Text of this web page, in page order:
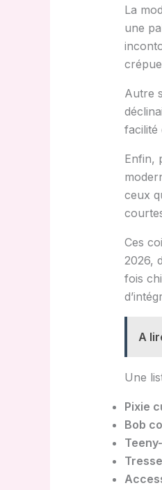
La
une
Autre
facilité
Enfin,
ceux
Ces
2026,
fois
A
Une
Pixie
Bob